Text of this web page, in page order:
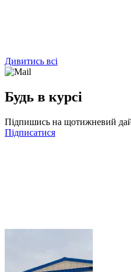
Дивитись всі
Будь в курсі
Підпишись на щотижневий
Підписатися